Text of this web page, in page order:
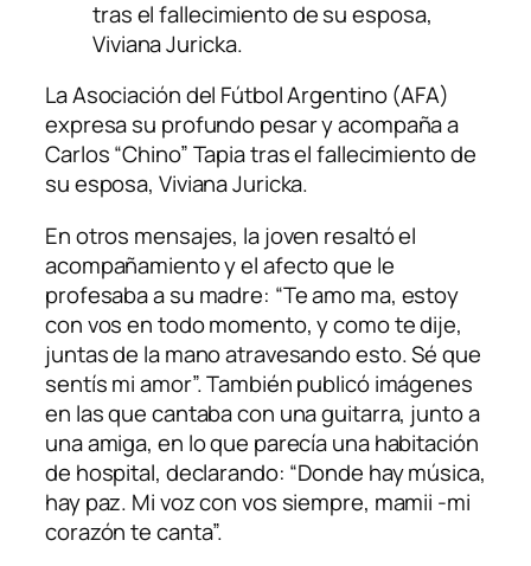
tras el fallecimiento de su esposa,
Viviana Juricka.
La Asociación del Fútbol Argentino (AFA)
expresa su profundo pesar y acompaña a
Carlos “Chino” Tapia tras el fallecimiento de
su esposa, Viviana Juricka.
En otros mensajes, la joven resaltó el
acompañamiento y el afecto que le
profesaba a su madre: “Te amo ma, estoy
con vos en todo momento, y como te dije,
juntas de la mano atravesando esto. Sé que
sentís mi amor”. También publicó imágenes
en las que cantaba con una guitarra, junto a
una amiga, en lo que parecía una habitación
de hospital, declarando: “Donde hay música,
hay paz. Mi voz con vos siempre, mamii -mi
corazón te canta”.